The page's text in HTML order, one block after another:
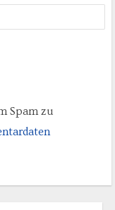
Spam zu